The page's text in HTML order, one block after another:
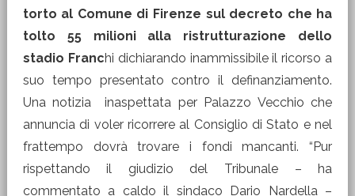
torto al Comune di Firenze sul decreto che ha
tolto 55 milioni alla ristrutturazione dello
stadio Franchi dichiarando inammissibile il ricorso a
suo tempo presentato contro il definanziamento.
Una notizia inaspettata per Palazzo Vecchio che
annuncia di voler ricorrere al Consiglio di Stato e nel
frattempo dovrà trovare i fondi mancanti. “Pur
rispettando il giudizio del Tribunale – ha
commentato a caldo il sindaco Dario Nardella –